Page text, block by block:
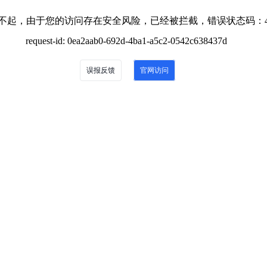
起，由于您的访问存在安全风险，已经被拦截，错误状态码：
request-id: 0ea2aab0-692d-4ba1-a5c2-0542c638437d
误报反馈 官网访问